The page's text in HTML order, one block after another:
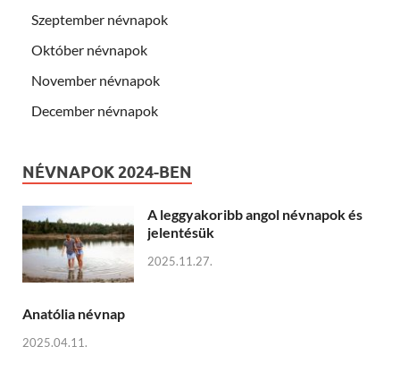
Szeptember névnapok
Október névnapok
November névnapok
December névnapok
NÉVNAPOK 2024-BEN
A leggyakoribb angol névnapok és
jelentésük
2025.11.27.
Anatólia névnap
2025.04.11.